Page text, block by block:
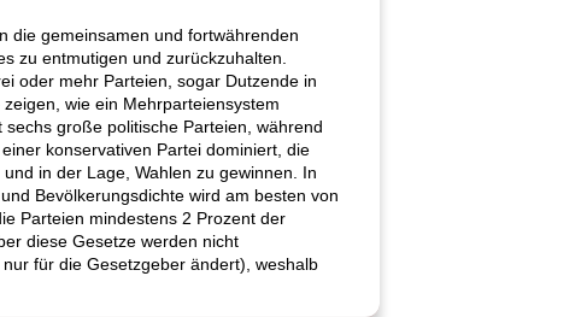
die gemeinsamen und fortwährenden
zu entmutigen und zurückzuhalten.
oder mehr Parteien, sogar Dutzende in
wie ein Mehrparteiensystem
große politische Parteien, während
konservativen Partei dominiert, die
in der Lage, Wahlen zu gewinnen. In
Bevölkerungsdichte wird am besten von
Parteien mindestens 2 Prozent der
diese Gesetze werden nicht
für die Gesetzgeber ändert), weshalb